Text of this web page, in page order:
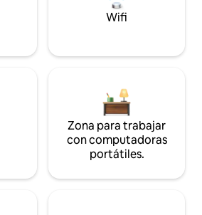
Wifi
Zona para trabajar
con computadoras
portátiles.